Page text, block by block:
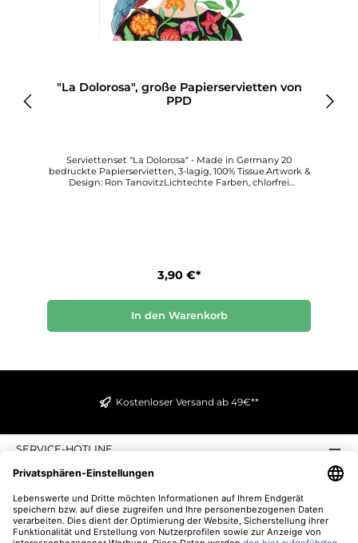
"La Dolorosa", große Papierservietten von
PPD
Serviettenset "La Dolorosa" - Made in Germany 20
bedruckte Papierservietten, 3-lagig, 100% Tissue.Artwork &
Design: Ron TanovitzLichtechte Farben, chlorfrei
3,90 €*
In den Warenkorb
Kostenloser Versand ab 49€**
SERVICE-HOTLINE
INFORMATIONEN
ZAHLUNGS- UND VERSANDARTEN
ÜBER UNS